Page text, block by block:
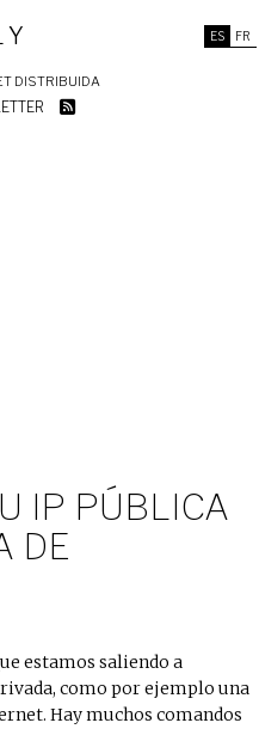
ES FR
Y
DISTRIBUIDA
IP PÚBLICA
DE
estamos saliendo a
como por ejemplo una
Hay muchos comandos